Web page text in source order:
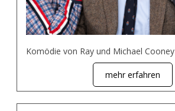
Komödie von Ray und Michael Cooney
mehr erfahren